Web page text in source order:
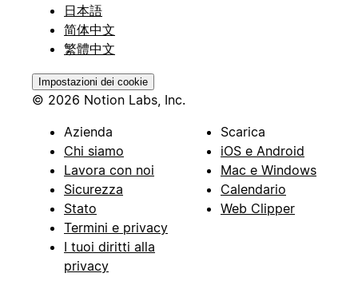
日本語
简体中文
繁體中文
Impostazioni dei cookie
© 2026 Notion Labs, Inc.
Azienda
Chi siamo
Lavora con noi
Sicurezza
Stato
Termini e privacy
I tuoi diritti alla
privacy
Scarica
iOS e Android
Mac e Windows
Calendario
Web Clipper